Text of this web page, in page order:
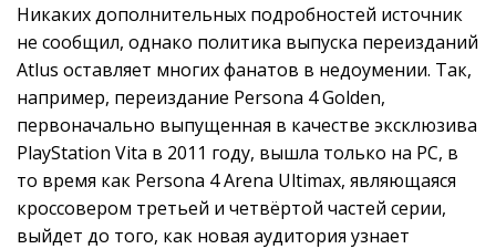
Никаких дополнительных подробностей источник
не сообщил, однако политика выпуска переизданий
Atlus оставляет многих фанатов в недоумении. Так,
например, переиздание Persona 4 Golden,
первоначально выпущенная в качестве эксклюзива
PlayStation Vita в 2011 году, вышла только на PC, в
то время как Persona 4 Arena Ultimax, являющаяся
кроссовером третьей и четвёртой частей серии,
выйдет до того, как новая аудитория узнает